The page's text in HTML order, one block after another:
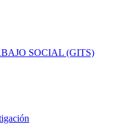
SOCIAL (GITS)